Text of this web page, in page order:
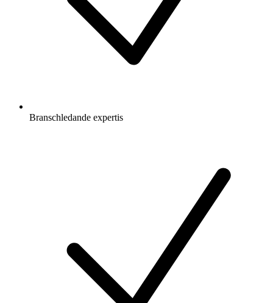
Branschledande expertis